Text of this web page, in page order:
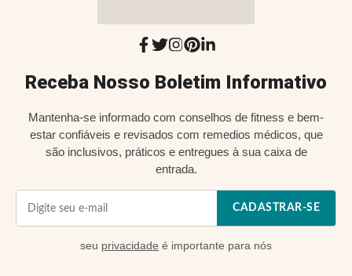
Receba Nosso Boletim Informativo
Mantenha-se informado com conselhos de fitness e bem-
estar confiáveis e revisados com remedios médicos, que
são inclusivos, práticos e entregues à sua caixa de
entrada.
CADASTRAR-SE
seu privacidade é importante para nós